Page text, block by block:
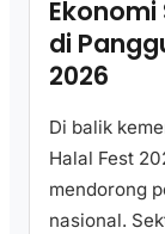
Ekonomi
di
2026
Di balik
Halal Fest
mendorong
nasional.